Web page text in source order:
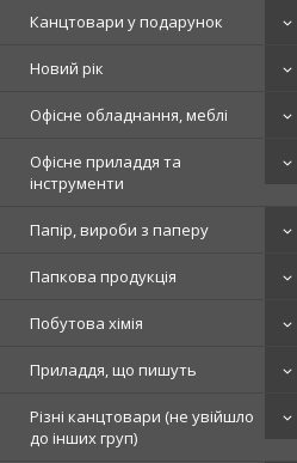
Канцтовари у подарунок
Новий рік
Офісне обладнання, меблі
Офісне приладдя та
інструменти
Папір, вироби з паперу
Папкова продукція
Побутова хімія
Приладдя, що пишуть
Різні канцтовари (не увійшло
до інших груп)